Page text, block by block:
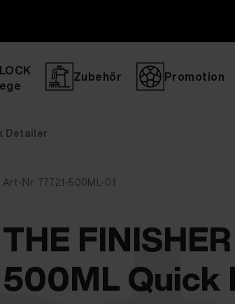
Zubehör Promotion
Detailer
Art-Nr. 77721-500ML-01
THE
500ML Quick